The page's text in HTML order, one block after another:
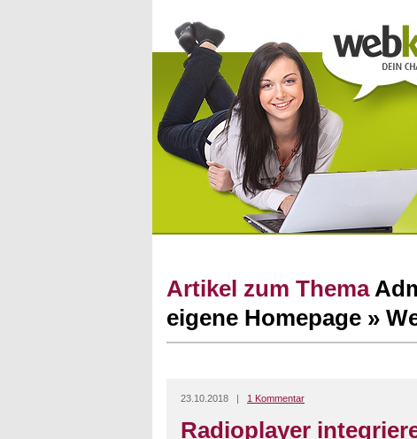
Artikel zum Thema
eigene Homepage »
23.10.2018 | 1 Kommentar
Radioplayer